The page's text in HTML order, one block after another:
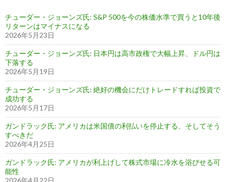
チューダー・ジョーンズ氏: S&P 500を今の株価水準で買うと10年後
リターンはマイナスになる
2026年5月23日
チューダー・ジョーンズ氏: 日本円は高市政権で大幅上昇、ドル円は
下落する
2026年5月19日
チューダー・ジョーンズ氏: 絶好の機会にだけトレードすれば投資で
成功する
2026年5月17日
ガンドラック氏: アメリカは米国債の利払いを停止する、そしてそう
すべきだ
2026年4月25日
ガンドラック氏: アメリカが利上げして株式市場に冷水を浴びせる可
能性
2026年4月22日